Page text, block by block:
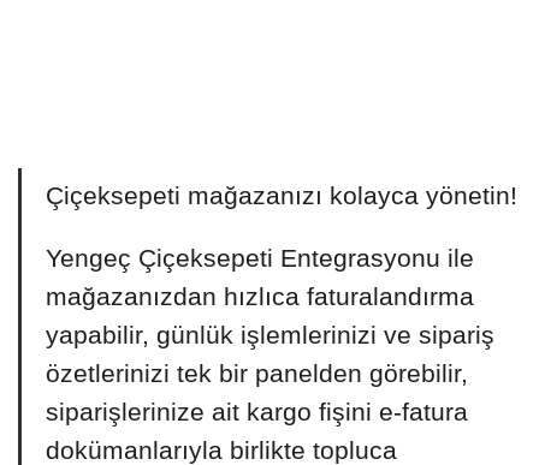
Çiçeksepeti mağazanızı kolayca yönetin!
Yengeç Çiçeksepeti Entegrasyonu ile
mağazanızdan hızlıca faturalandırma
yapabilir, günlük işlemlerinizi ve sipariş
özetlerinizi tek bir panelden görebilir,
siparişlerinize ait kargo fişini e-fatura
dokümanlarıyla birlikte topluca